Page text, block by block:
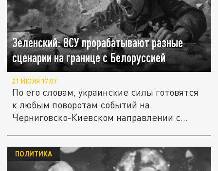
Зеленский: ВСУ прорабатывают разные
сценарии на границе с Белоруссией
21 ИЮЛЯ 17:07
По его словам, украинские силы готовятся
к любым поворотам событий на
Черниговско-Киевском направлении с...
ПОЛИТИКА